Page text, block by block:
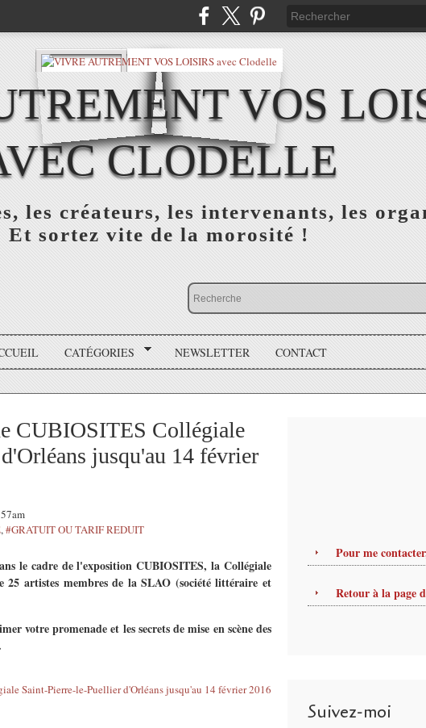
VOS
CLODELLE
les créateurs, les intervenants, les
Et sortez vite de la morosité !
CATÉGORIES NEWSLETTER CONTACT
CUBIOSITES Collégiale
jusqu'au 14 février
,#GRATUIT OU TARIF REDUIT
le cadre de l'exposition CUBIOSITES, la Collégiale
artistes membres de la SLAO (société littéraire et
votre promenade et les secrets de mise en scène des
Pour me
Retour à la page
Suivez-moi